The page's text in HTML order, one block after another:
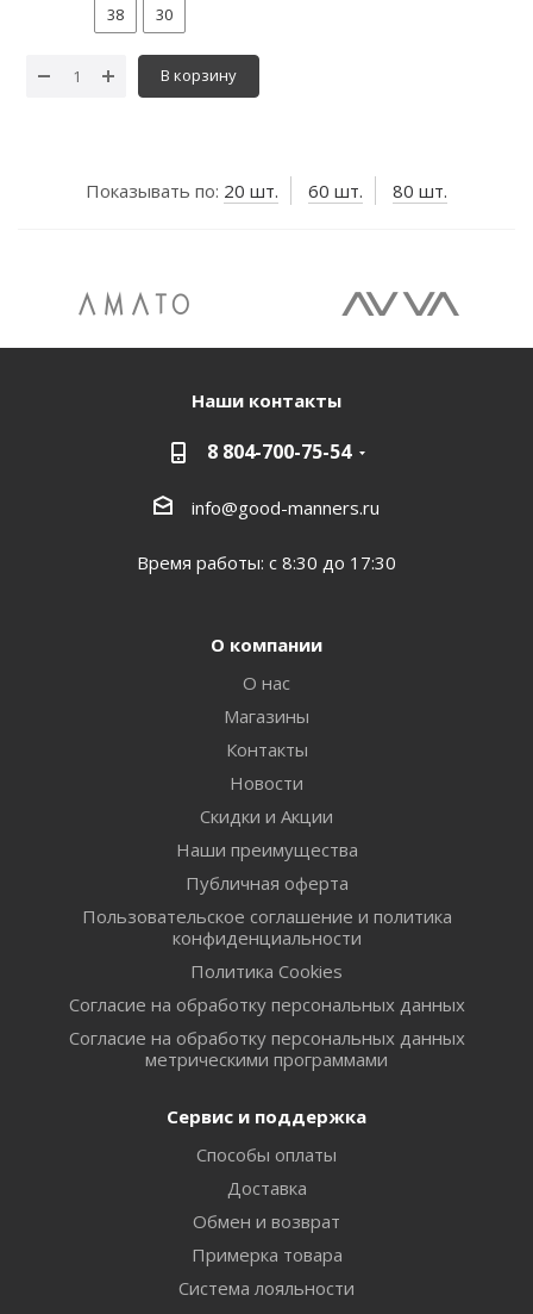
38
30
В корзину
Показывать по: 20 шт. 60 шт. 80 шт.
Наши контакты
8 804-700-75-54
info@good-manners.ru
Время работы: с 8:30 до 17:30
О компании
О нас
Магазины
Контакты
Новости
Скидки и Акции
Наши преимущества
Публичная оферта
Пользовательское соглашение и политика
конфиденциальности
Политика Cookies
Согласие на обработку персональных данных
Согласие на обработку персональных данных
метрическими программами
Сервис и поддержка
Способы оплаты
Доставка
Обмен и возврат
Примерка товара
Система лояльности